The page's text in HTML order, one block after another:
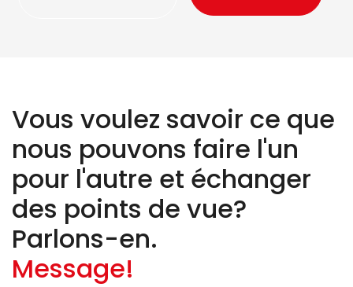
Vous voulez savoir ce que
nous pouvons faire l'un
pour l'autre et échanger
des points de vue?
Parlons-en.
Message!